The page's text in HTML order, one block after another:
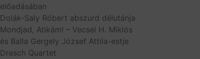
előadásában
Dolák-Saly Róbert abszurd délutánja
Mondjad, Atikám! – Vecsei H. Miklós
és Balla Gergely József Attila-estje
Dresch Quartet